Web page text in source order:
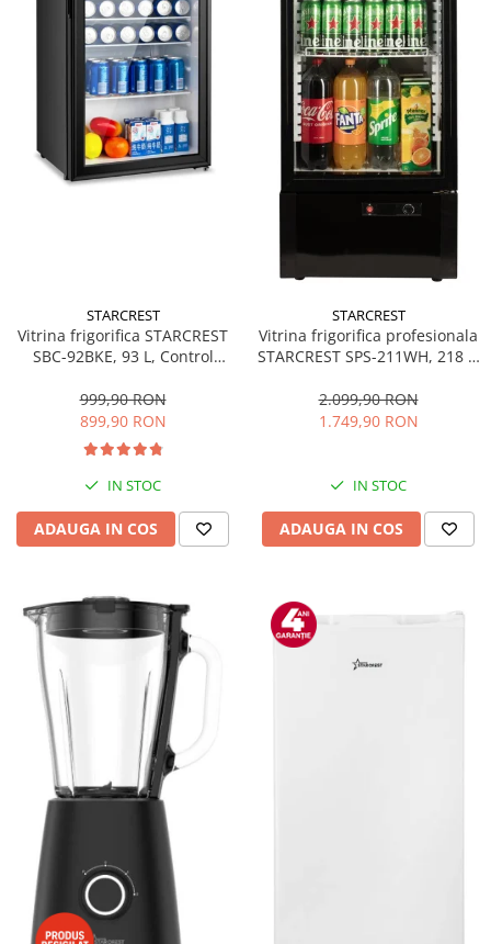
STARCREST
Vitrina frigorifica STARCREST
SBC-92BKE, 93 L, Control
83.2 cm, Negru
999,90 RON
899,90 RON
IN STOC
ADAUGA IN COS
STARCREST
Vitrina frigorifica profesionala
STARCREST SPS-211WH, 218 L,
LED, H 141 cm, Negru
2.099,90 RON
1.749,90 RON
IN STOC
ADAUGA IN COS